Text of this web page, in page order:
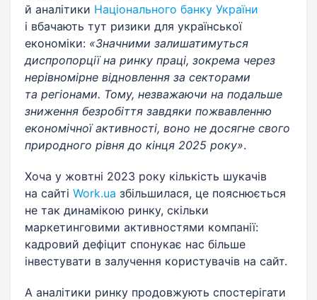
й аналітики Національного банку України
і вбачають тут ризики для української
економіки: «Значними залишатимуться
диспропорції на ринку праці, зокрема через
нерівномірне відновлення за секторами
та регіонами. Тому, незважаючи на подальше
зниження безробіття завдяки пожвавленню
економічної активності, воно не досягне свого
природного рівня до кінця 2025 року».
Хоча у жовтні 2023 року кількість шукачів
на сайті Work.ua збільшилася, це пояснюється
не так динамікою ринку, скільки
маркетинговими активностями компанії:
кадровий дефіцит спонукає нас більше
інвестувати в залучення користувачів на сайт.
А аналітики ринку продовжують спостерігати